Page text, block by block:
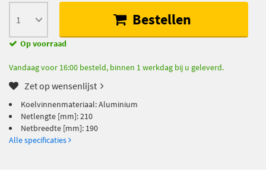
Bestellen
Op voorraad
Vandaag voor 16:00 besteld, binnen 1 werkdag bij u geleverd.
Zet op wensenlijst
Koelvinnenmateriaal: Aluminium
Netlengte [mm]: 210
Netbreedte [mm]: 190
Alle specificaties